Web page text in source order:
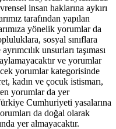
insan haklarına aykırı
tarafından yapılan
yönelik yorumlar da
sosyal sınıflara
unsurları taşıması
ve yorumlar
yorumlar kategorisinde
kadın ve çocuk istismarı,
yorumlar da yer
Cumhuriyeti yasalarına
da doğal olarak
yer almayacaktır.